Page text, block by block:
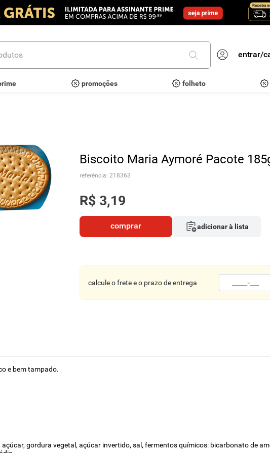
entrar/
promoções folheto
Biscoito Maria Aymoré Pacote
referência:218363
R$ 3,19
comprar adicionar à lista
calcule o frete e o prazo de entrega
e bem tampado.
gordura vegetal, açúcar invertido, sal, fermentos químicos: bicarbonato de